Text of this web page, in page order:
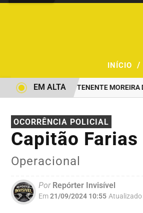
INÍCIO /
COMANDO DO TENENTE MOREIRA DO
EM ALTA
OCORRÊNCIA POLICIAL
Capitão
Operacional
PorRepórter Invisível
Em21/09/2024 10:55 Atualizado